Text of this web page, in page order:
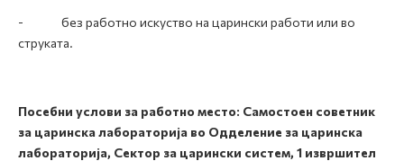
- без работно искуство на царински работи или во
струката.
Посебни услови за работно место: Самостоен советник
за царинска лабораторија во Одделение за царинска
лабораторија, Сектор за царински систем, 1 извршител